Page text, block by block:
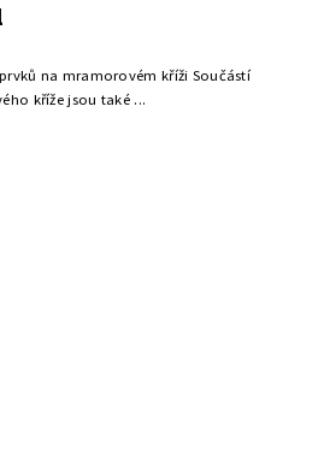
na mramorovém kříži Součástí
kříže jsou také ...